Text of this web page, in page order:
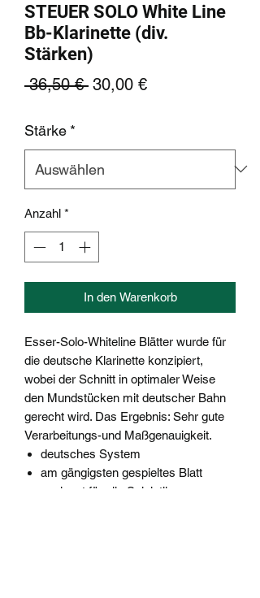
STEUER SOLO White Line
Bb-Klarinette (div.
Stärken)
36,50 € Standardpreis
30,00 €Sale-
Stärke *
Anzahl *
In den Warenkorb
Esser-Solo-Whiteline Blätter wurde für
die deutsche Klarinette konzipiert,
wobei der Schnitt in optimaler Weise
den Mundstücken mit deutscher Bahn
gerecht wird. Das Ergebnis: Sehr gute
Verarbeitungs-und Maßgenauigkeit.
deutsches System
am gängigsten gespieltes Blatt
geeignet für alle Spielstile